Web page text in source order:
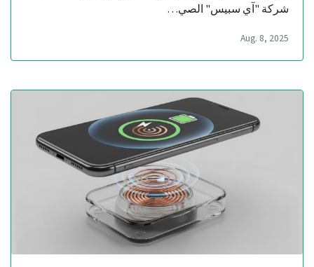
شركة "آي سبيس" الصي…
Aug. 8, 2025